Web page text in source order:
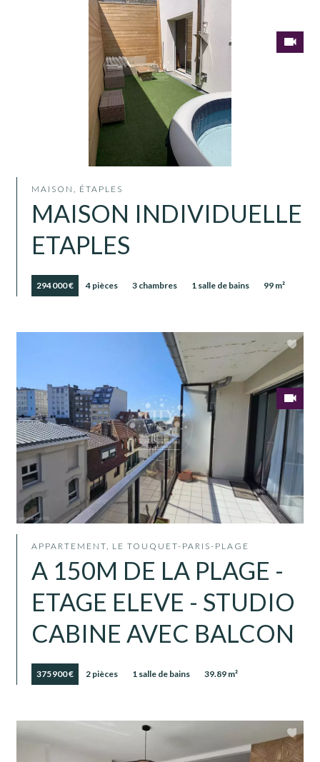
MAISON, ÉTAPLES
MAISON INDIVIDUELLE
ETAPLES
294 000 € 4 pièces 3 chambres 1 salle de bains 99 m²
APPARTEMENT, LE TOUQUET-PARIS-PLAGE
A 150M DE LA PLAGE -
ETAGE ELEVE - STUDIO
CABINE AVEC BALCON
375 900 € 2 pièces 1 salle de bains 39.89 m²